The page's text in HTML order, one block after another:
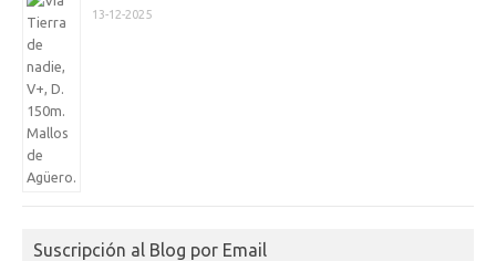
13-12-2025
Suscripción al Blog por Email